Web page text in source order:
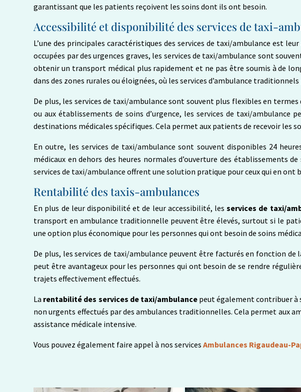
garantissant que les patients reçoivent les soins dont ils ont besoin.
Accessibilité et disponibilité des services de taxi-
L’une des principales caractéristiques des services de taxi/ambulance est
occupées par des urgences graves, les services de taxi/ambulance sont
obtenir un transport médical plus rapidement et ne pas être soumis à de
dans des zones rurales ou éloignées, où les services d’ambulance
De plus, les services de taxi/ambulance sont souvent plus flexibles en
ou aux établissements de soins d’urgence, les services de taxi/ambulance
destinations médicales spécifiques. Cela permet aux patients de recevoir les
En outre, les services de taxi/ambulance sont souvent disponibles 24
médicaux en dehors des heures normales d’ouverture des établissements
services de taxi/ambulance offrent une solution pratique pour ceux qui en ont
Rentabilité des taxis-ambulances
En plus de leur disponibilité et de leur accessibilité, les services de taxi/
transport en ambulance traditionnelle peuvent être élevés, surtout si le
une option plus économique pour les personnes qui ont besoin de soins
De plus, les services de taxi/ambulance peuvent être facturés en fonction
peut être avantageux pour les personnes qui ont besoin de se rendre
trajets effectivement effectués.
La rentabilité des services de taxi/ambulance peut également contribuer à
non urgents effectués par des ambulances traditionnelles. Cela permet aux
assistance médicale intensive.
Vous pouvez également faire appel à nos servicesAmbulances Rigaudeau-